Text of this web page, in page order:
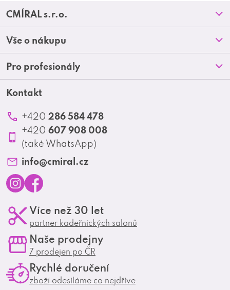
Z
á
p
a
CMÍRAL s.r.o.
Prodejny
O nás
Blog
Kontakt
Vše o nákupu
Doprava a platba
Obchodní podmínky
Reklamace a vrácení zboží
Ochrana osobních údajů
Pro profesionály
Akční letáky
Produktové katalogy
Profesionální spolupráce
Matrix Club
Kontakt
+420 286 584 478
+420 607 908 008
(také WhatsApp)
info@cmiral.cz
n
s
g
a
e
o
o
Více než 30 let
partner kadeřnických salonů
Naše prodejny
7 prodejen po ČR
Rychlé doručení
zboží odesíláme co nejdříve